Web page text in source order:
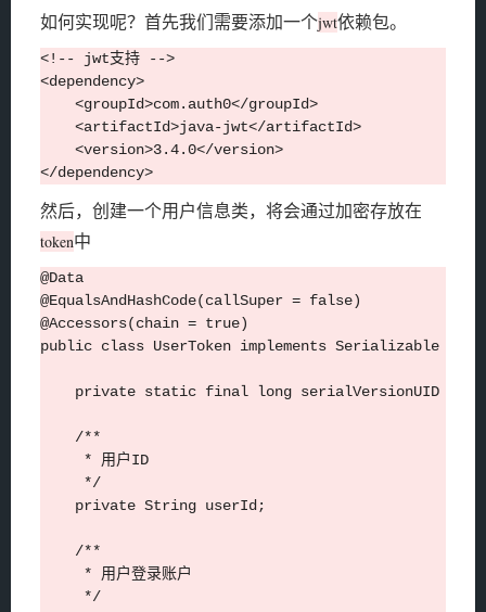
如何实现呢？首先我们需要添加一个jwt依赖包。
<!-- jwt支持 -->
<dependency>
    <groupId>com.auth0</groupId>
    <artifactId>java-jwt</artifactId>
    <version>3.4.0</version>
然后，创建一个用户信息类，将会通过加密存放在
token中
@Data
@EqualsAndHashCode(callSuper = false)
@Accessors(chain = true)
public class UserToken implements Serializable {
private static final long serialVersionUID =
    /**
     * 用户ID
     */
    private String userId;
    /**
     * 用户登录账户
     */